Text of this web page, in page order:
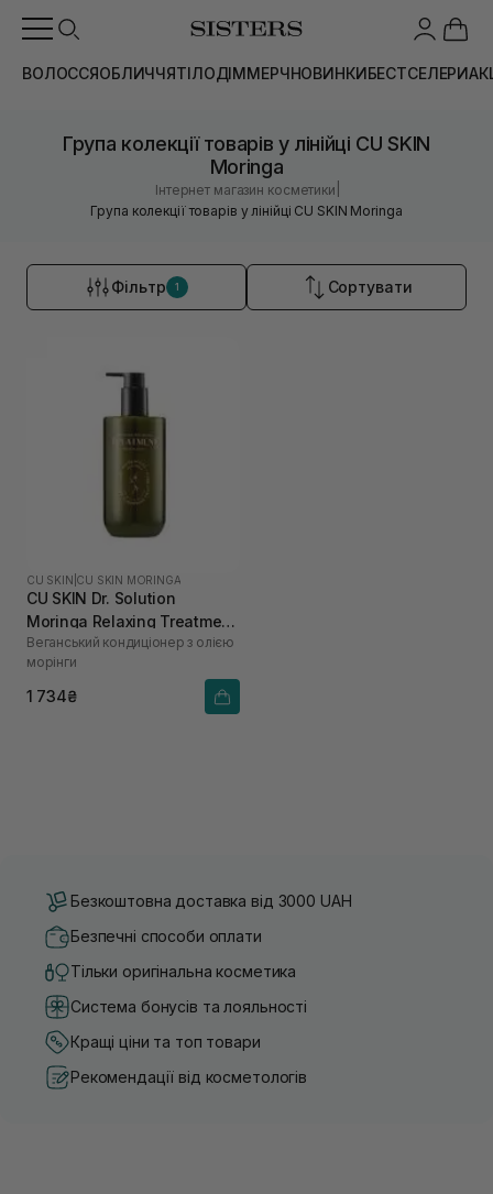
ВОЛОССЯОБЛИЧЧЯТІЛОДІММЕРЧНОВИНКИБЕСТСЕЛЕРИ
Група колекції товарів у лінійці CU SKIN
Moringa
Інтернет магазин косметики
Група колекції товарів у лінійці CU SKIN Moringa
Фільтр 1 Сортувати
CU SKIN CU SKIN MORINGA
CU SKIN Dr. Solution
Moringa Relaxing Treatment
400 мл
Веганський кондиціонер з олією
морінги
1 734₴
Безкоштовна доставка від 3000 UAH
Безпечні способи оплати
Тільки оригінальна косметика
Система бонусів та лояльності
Кращі ціни та топ товари
Рекомендації від косметологів